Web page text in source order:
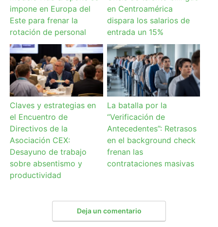
impone en Europa del
Este para frenar la
rotación de personal
en Centroamérica
dispara los salarios de
entrada un 15%
Claves y estrategias en
el Encuentro de
Directivos de la
Asociación CEX:
Desayuno de trabajo
sobre absentismo y
productividad
La batalla por la
“Verificación de
Antecedentes”: Retrasos
en el background check
frenan las
contrataciones masivas
Deja un comentario